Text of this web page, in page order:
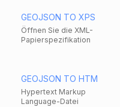
GEOJSON TO XPS
Öffnen Sie die XML-
Papierspezifikation
GEOJSON TO HTM
Hypertext Markup
Language-Datei